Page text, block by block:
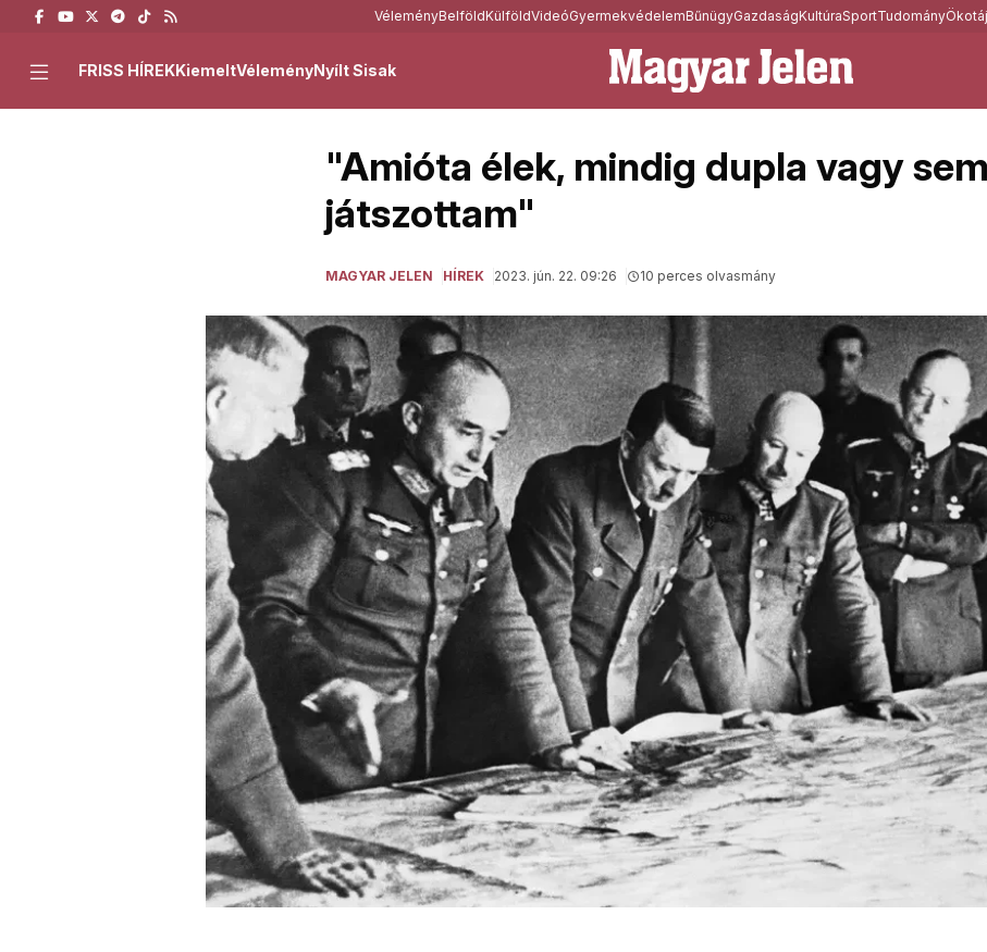
VéleményBelföldKülföldVideóGyermekvédelemBűnügyGazdaságKultúraSportTudományÖkotáj
FRISS HÍREKKiemeltVéleményNyílt Sisak
"Amióta élek, mindig dupla vagy
játszottam"
MAGYAR JELEN HÍREK 2023. jún. 22. 09:26 10 perces olvasmány